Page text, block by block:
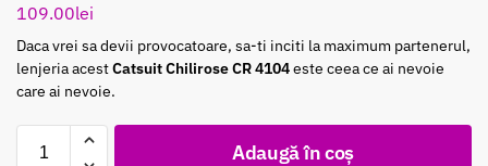
109.00lei
Daca vrei sa devii provocatoare, sa-ti inciti la maximum partenerul,
lenjeria acestCatsuit Chilirose CR 4104este ceea ce ai nevoie
care ai nevoie.
Adaugă în coș